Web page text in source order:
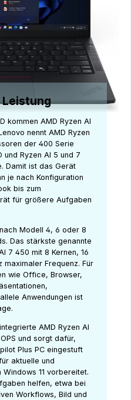
Leistung
kommen AMD Ryzen AI
nennt AMD Ryzen
der 400 Serie
und Ryzen AI 5 und 7
Damit ist das Gerät
je nach Konfiguration
bis zum
für größere Aufgaben
Modell 4, 6 oder 8
Das stärkste genannte
7 450 mit 8 Kernen, 16
maximaler Frequenz. Für
wie Office, Browser,
Anwendungen ist
AMD Ryzen AI
und sorgt dafür,
Plus PC eingestuft
aktuelle und
Windows 11 vorbereitet.
helfen, etwa bei
Workflows, Bild und